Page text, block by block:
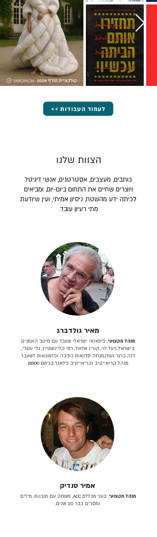
<< לעמוד העבודות
הצוות שלנו
כותבים, מעצבים, אסטרטגים, אנשי דיגיטל
ויוצרים שחיים את התחום ביום-יום, ומביאים
לכיתה ידע מהשטח, ניסיון אמיתי, ועין שיודעת
מתי רעיון עובד.
מאיר גולדברג
מנהל מקצועי, פזמונאי ישראלי שעבד עם מיטב האמנים
בישראל (יעל לוי, קורין אלאל, רמי קליינשטיין, גלי עטרי,
דנה ברגר ועוד).מנחה סדנאות כתיבה ופזמונאות. לשעבר
מנהל קריאייטיב וקריאייטיב פלאנר בגיתם BBDO.
אמיר סנדיק
מנהל מקצועי
, בוגר מכללת ACC, משחק עם תובנות, מילים
ומסרים כבר 20 שנים.